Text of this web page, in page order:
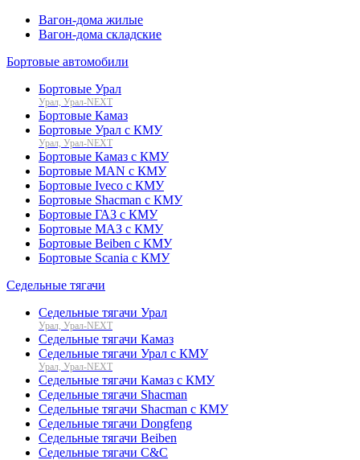
Вагон-дома жилые
Вагон-дома складские
Бортовые автомобили
Бортовые Урал
Урал, Урал-NEXT
Бортовые Камаз
Бортовые Урал с КМУ
Урал, Урал-NEXT
Бортовые Камаз с КМУ
Бортовые MAN с КМУ
Бортовые Iveco с КМУ
Бортовые Shacman с КМУ
Бортовые ГАЗ с КМУ
Бортовые МАЗ с КМУ
Бортовые Beiben с КМУ
Бортовые Scania с КМУ
Седельные тягачи
Седельные тягачи Урал
Урал, Урал-NEXT
Седельные тягачи Камаз
Седельные тягачи Урал с КМУ
Урал, Урал-NEXT
Седельные тягачи Камаз с КМУ
Седельные тягачи Shacman
Седельные тягачи Shacman с КМУ
Седельные тягачи Dongfeng
Седельные тягачи Beiben
Седельные тягачи C&C